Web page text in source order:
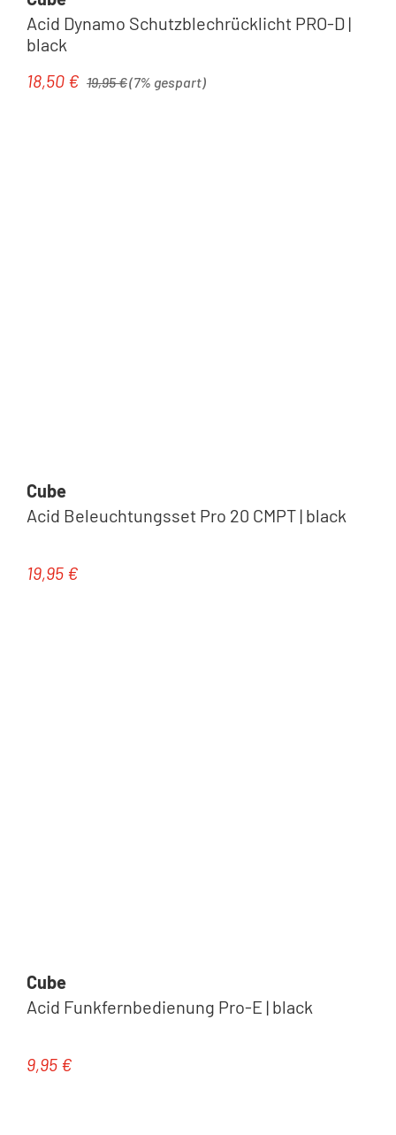
Acid Dynamo Schutzblechrücklicht PRO-D |
black
Verkaufspreis:
18,50 € Regulärer Preis:
19,95 €(7% gespart)
Cube
Acid Beleuchtungsset Pro 20 CMPT | black
Regulärer Preis:
19,95 €
Cube
Acid Funkfernbedienung Pro-E | black
Regulärer Preis:
9,95 €